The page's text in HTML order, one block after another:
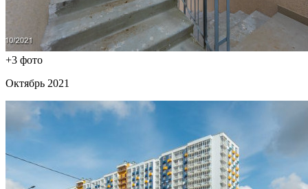
+3 фото
Октябрь 2021